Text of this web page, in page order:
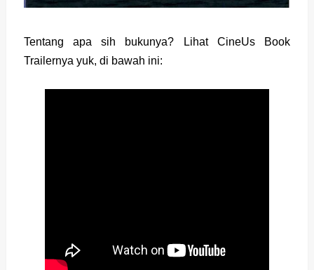
Tentang apa sih bukunya? Lihat CineUs Book
Trailernya yuk, di bawah ini: